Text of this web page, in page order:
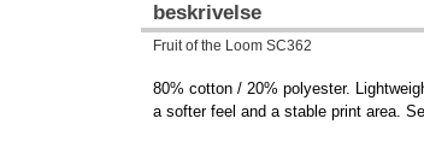
beskrivelse
Fruit of the Loom SC362
80% cotton / 20% polyester.
a softer feel and a stable print area.